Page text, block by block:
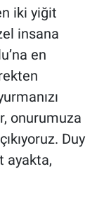
iki yiğit
insana
en
onurumuza
Duy
ayakta,